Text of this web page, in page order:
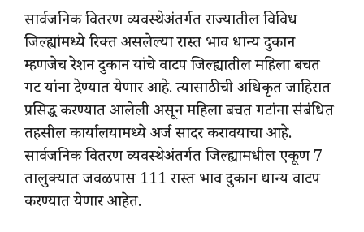
सार्वजनिक वितरण व्यवस्थेअंतर्गत राज्यातील विविध
जिल्ह्यांमध्ये रिक्त असलेल्या रास्त भाव धान्य दुकान
म्हणजेच रेशन दुकान यांचे वाटप जिल्ह्यातील महिला बचत
गट यांना देण्यात येणार आहे. त्यासाठीची अधिकृत जाहिरात
प्रसिद्ध करण्यात आलेली असून महिला बचत गटांना संबंधित
तहसील कार्यालयामध्ये अर्ज सादर करावयाचा आहे.
सार्वजनिक वितरण व्यवस्थेअंतर्गत जिल्ह्यामधील एकूण 7
तालुक्यात जवळपास 111 रास्त भाव दुकान धान्य वाटप
करण्यात येणार आहेत.